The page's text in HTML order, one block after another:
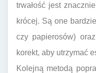
trwałość jest
krócej. Są one
czy papierosów)
korekt, aby utrzymać
Kolejną metodą